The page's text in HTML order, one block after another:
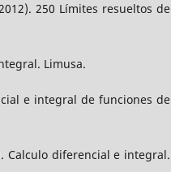
250 Límites resueltos de
Limusa.
e integral de funciones de
Calculo diferencial e integral.